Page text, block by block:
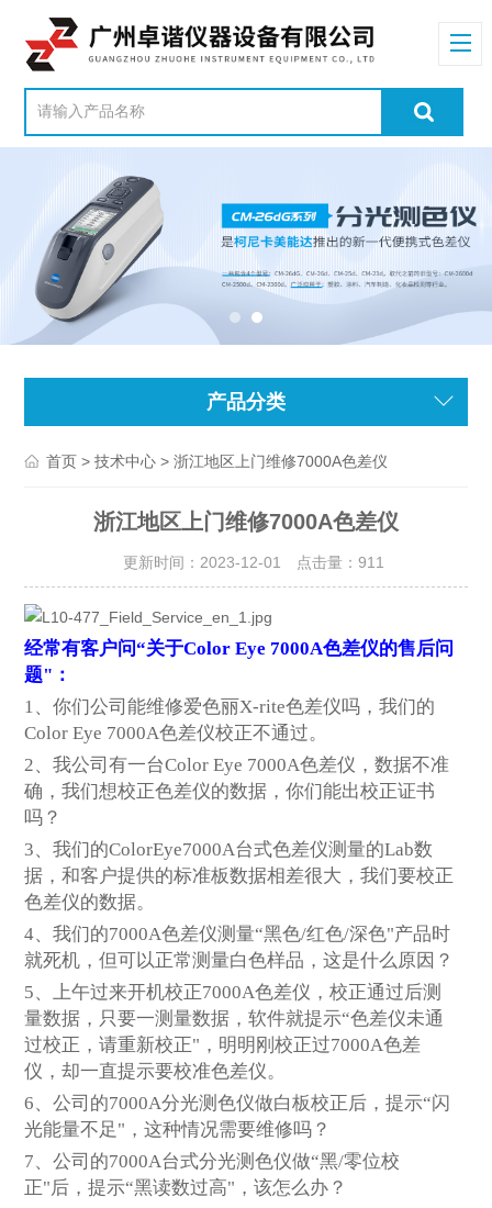
产品分类
首页 >技术中心 > 浙江地区上门维修7000A色差仪
浙江地区上门维修7000A色差仪
更新时间：2023-12-01 点击量： 911
经常有客户问“关于Color Eye 7000A色差仪的售后问
题"：
1、你们公司能维修爱色丽X-rite色差仪吗，我们的
Color Eye 7000A色差仪校正不通过。
2、我公司有一台Color Eye 7000A色差仪，数据不准
确，我们想校正色差仪的数据，你们能出校正证书
吗？
3、我们的ColorEye7000A台式色差仪测量的Lab数
据，和客户提供的标准板数据相差很大，我们要校正
色差仪的数据。
4、我们的7000A色差仪测量“黑色/红色/深色"产品时
就死机，但可以正常测量白色样品，这是什么原因？
5、上午过来开机校正7000A色差仪，校正通过后测
量数据，只要一测量数据，软件就提示“色差仪未通
过校正，请重新校正"，明明刚校正过7000A色差
仪，却一直提示要校准色差仪。
6、公司的7000A分光测色仪做白板校正后，提示“闪
光能量不足"，这种情况需要维修吗？
7、公司的7000A台式分光测色仪做“黑/零位校
正"后，提示“黑读数过高"，该怎么办？